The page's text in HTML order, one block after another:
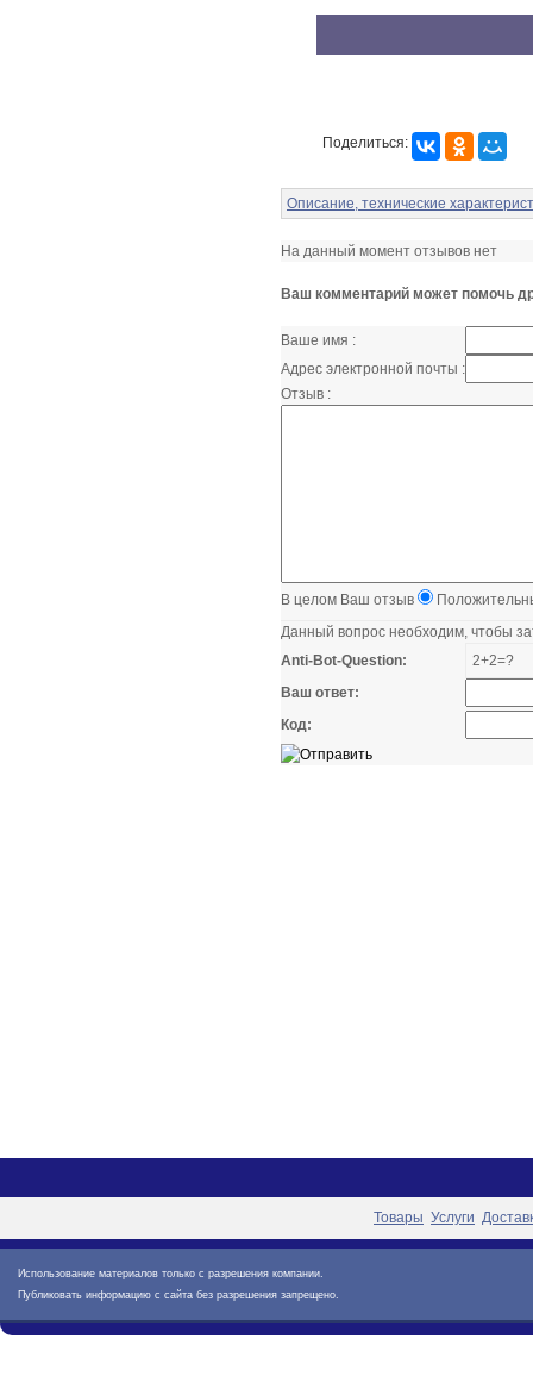
Поделиться:
Описание, технические
На данный момент отзывов нет
Ваш комментарий может помочь
Ваше имя :
Адрес электронной почты :
Отзыв :
В целом Ваш отзыв
Данный вопрос необходим, чтобы
Anti-Bot-Question:
2+2=?
Ваш ответ:
Код:
Товары Услуги
Использование материалов только с разрешения компании.
Публиковать информацию с сайта без разрешения запрещено.